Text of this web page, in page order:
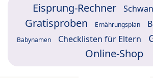
Eisprung-Rechner
Gratisproben Ernährungsplan
Babynamen Checklisten für Eltern
Online-Shop